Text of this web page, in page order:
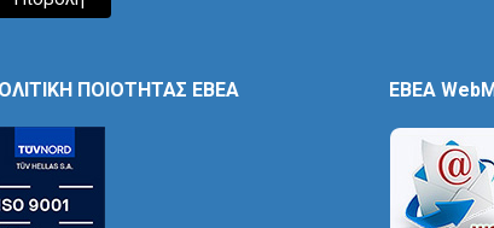
ΠΟΙΟΤΗΤΑΣ ΕΒΕΑ EBEA